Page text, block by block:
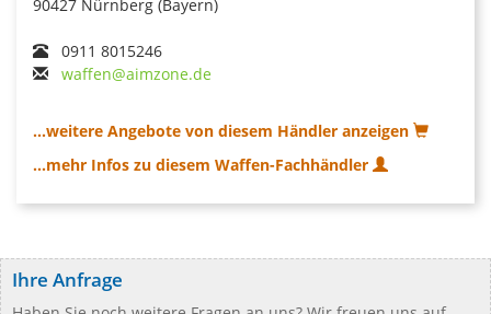
90427 Nürnberg (Bayern)
0911 8015246
waffen@aimzone.de
...weitere Angebote von diesem Händler anzeigen
...mehr Infos zu diesem Waffen-Fachhändler
Ihre Anfrage